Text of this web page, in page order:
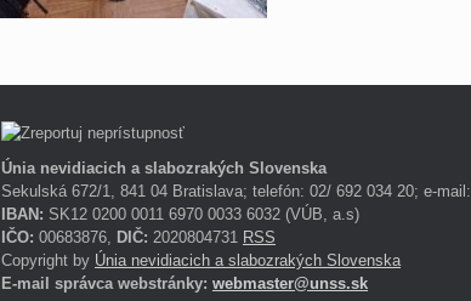
Únia nevidiacich a slabozrakých Slovenska
Sekulská 672/1, 841 04 Bratislava; telefón: 02/ 692 034 20; e-mail:
IBAN: SK12 0200 0011 6970 0033 6032 (VÚB, a.s)
IČO: 00683876, DIČ: 2020804731 RSS
Copyright by Únia nevidiacich a slabozrakých Slovenska
E-mail správca webstránky: webmaster@unss.sk